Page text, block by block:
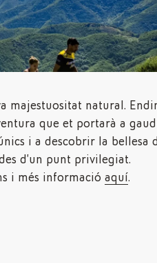
d’un punt privilegiat.
i més informació aquí.